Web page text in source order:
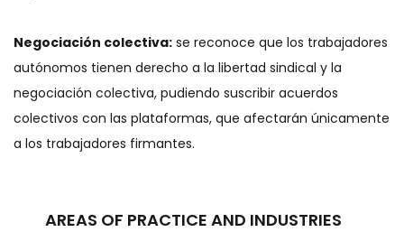
Negociación colectiva: se reconoce que los trabajadores
autónomos tienen derecho a la libertad sindical y la
negociación colectiva, pudiendo suscribir acuerdos
colectivos con las plataformas, que afectarán únicamente
a los trabajadores firmantes.
AREAS OF PRACTICE AND INDUSTRIES